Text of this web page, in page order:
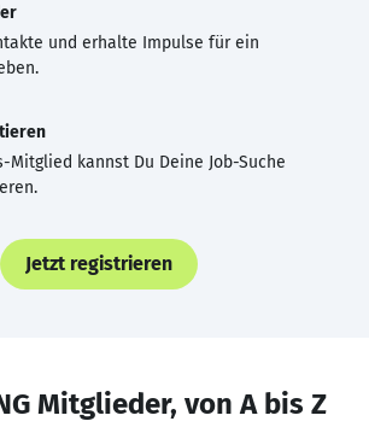
und erhalte Impulse für ein
Mitglied kannst Du Deine Job-Suche
Jetzt registrieren
Mitglieder, von A bis Z